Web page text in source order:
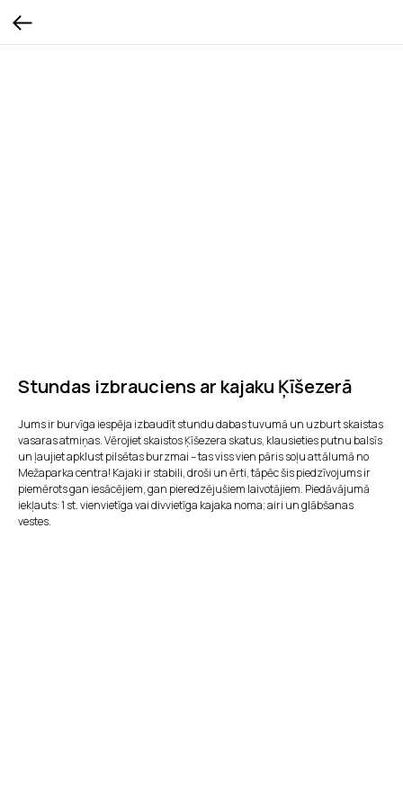
Stundas izbrauciens ar kajaku Ķīšezerā
Jums ir burvīga iespēja izbaudīt stundu dabas tuvumā un uzburt skaistas
vasaras atmiņas. Vērojiet skaistos Ķīšezera skatus, klausieties putnu balsīs
un ļaujiet apklust pilsētas burzmai – tas viss vien pāris soļu attālumā no
Mežaparka centra! Kajaki ir stabili, droši un ērti, tāpēc šis piedzīvojums ir
piemērots gan iesācējiem, gan pieredzējušiem laivotājiem. Piedāvājumā
iekļauts: 1 st. vienvietīga vai divvietīga kajaka noma; airi un glābšanas
vestes.